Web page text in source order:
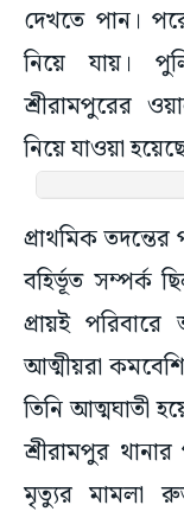
দেখতে পান।
নিয়ে যায়।
শ্রীরামপুরের
নিয়ে যাওয়া
প্রাথমিক
বহির্ভূত সম্পর্ক
প্রায়ই
আত্মীয়রা
তিনি আত্মঘাতী
শ্রীরামপুর
মৃত্যুর মামলা